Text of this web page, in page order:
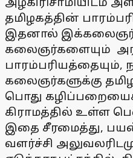
தமிழகத்தின்
இதனால்
கலைஞர்களையும்
பாரம்பரியத்தையும்,
கலைஞர்களுக்கு
பொது
கிராமத்தில் உள்ள
இதை சீரமைத்து,
வளர்ச்சி